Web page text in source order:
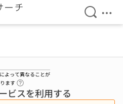
検索を
メ
よって異なることが
ます
ビスを利用する